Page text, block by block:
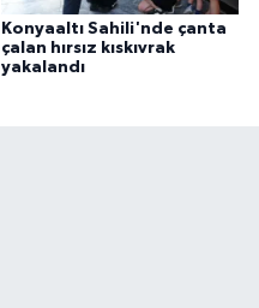
Konyaaltı Sahili'nde çanta
çalan hırsız kıskıvrak
yakalandı